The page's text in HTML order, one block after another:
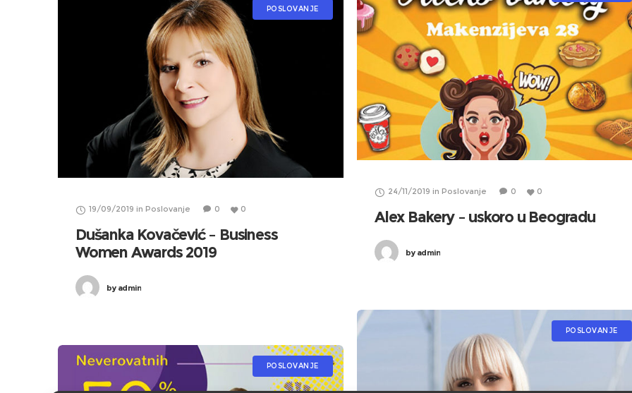
24/11/2019 in Poslovanje 0 0
Alex Bakery – uskoro u Beogradu
byadmin
POSLOVANJE
19/09/2019 in Poslovanje 0 0
Dušanka Kovačević – Business
Women Awards 2019
byadmin
POSLOVANJE
POSLOVANJE